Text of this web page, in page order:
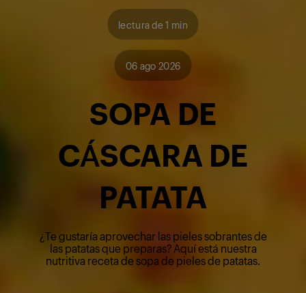
lectura de 1 min
06 ago 2026
SOPA DE
CÁSCARA DE
PATATA
¿Te gustaría aprovechar las pieles sobrantes de
las patatas que preparas? Aquí está nuestra
nutritiva receta de sopa de pieles de patatas.